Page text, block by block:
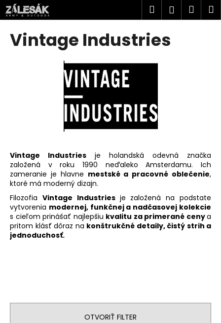
Prejsť
na
obsah
Hľadať
Vintage Industries
Vintage Industries je holandská odevná značka
založená v roku 1990 neďaleko Amsterdamu. Ich
zameranie je hlavne mestské a pracovné oblečenie,
ktoré má moderný dizajn.
Filozofia Vintage Industries je založená na podstate
vytvorenia modernej, funkčnej a nadčasovej kolekcie
s cieľom prinášať najlepšiu kvalitu za primerané cenya
pritom klásť dôraz na konštrukčné detaily, čistý strih a
jednoduchosť.
OTVORIŤ FILTER
K
o
u
j
e
t
e
n
á